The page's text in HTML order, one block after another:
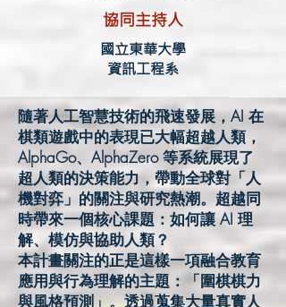
協同主持人
國立東華大學
資訊工程系
隨著人工智慧技術的飛速發展，AI 在
棋類遊戲中的表現已大幅超越人類，
AlphaGo、AlphaZero 等系統展現了
超人類的決策能力，帶動全球對「人
機對弈」的關注與研究熱潮。超越同
時帶來一個核心課題：如何讓 AI 理
解、模仿與協助人類？
本計畫關注的正是這樣一項融合教育
應用與行為理解的主題：「圍棋棋力
與風格預測」。透過蒐集大量真實人